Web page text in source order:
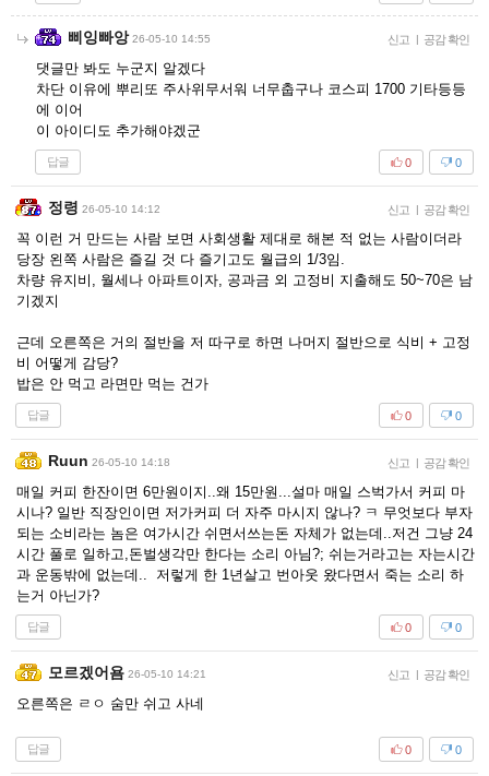
삐잉빠앙 26-05-10 14:55 신고 | 공감 확인
댓글만 봐도 누군지 알겠다
차단 이유에 뿌리또 주사위무서워 너무춥구나 코스피 1700 기타등등
에 이어
이 아이디도 추가해야겠군
답글 0
0
정령 26-05-10 14:12 신고 | 공감 확인
꼭 이런 거 만드는 사람 보면 사회생활 제대로 해본 적 없는 사람이더라
당장 왼쪽 사람은 즐길 것 다 즐기고도 월급의 1/3임.
차량 유지비, 월세나 아파트이자, 공과금 외 고정비 지출해도 50~70은 남
기겠지
근데 오른쪽은 거의 절반을 저 따구로 하면 나머지 절반으로 식비 + 고정
비 어떻게 감당?
밥은 안 먹고 라면만 먹는 건가
답글 0
0
Ruun 26-05-10 14:18 신고 | 공감 확인
매일 커피 한잔이면 6만원이지..왜 15만원...설마 매일 스벅가서 커피 마
시나? 일반 직장인이면 저가커피 더 자주 마시지 않나? ㅋ 무엇보다 부자
되는 소비라는 놈은 여가시간 쉬면서쓰는돈 자체가 없는데..저건 그냥 24
시간 풀로 일하고,돈벌생각만 한다는 소리 아님?; 쉬는거라고는 자는시간
과 운동밖에 없는데.. 저렇게 한 1년살고 번아웃 왔다면서 죽는 소리 하
는거 아닌가?
답글 0
0
모르겠어욤 26-05-10 14:21 신고 | 공감 확인
오른쪽은 ㄹㅇ 숨만 쉬고 사네
답글 0
0